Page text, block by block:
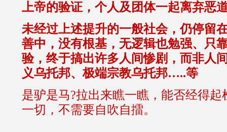
上帝的验证，个人及团体一起离弃恶
未经过上述提升的一般社会，仍停留
善中，没有根基，无逻辑也勉强、只
验，终于搞出许多人间惨剧，而非人
义乌托邦、极端宗教乌托邦…..等
是驴是马?拉出来瞧一瞧，能否经得
一切，不需要自吹自擂。